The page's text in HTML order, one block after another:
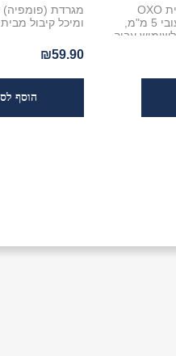
פורס ביצים קשות מבית OXO
לפרוסות מושלמות בעובי 5 מ"מ,
עבור
ביצה קשה!
ומיכל קיבול מבית Pedrini Italy
₪59.90